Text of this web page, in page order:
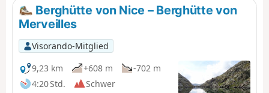
Berghütte von Nice – Berghütte von
Merveilles
Visorando-Mitglied
9,23 km
+608 m
-702 m
4:20 Std.
Schwer